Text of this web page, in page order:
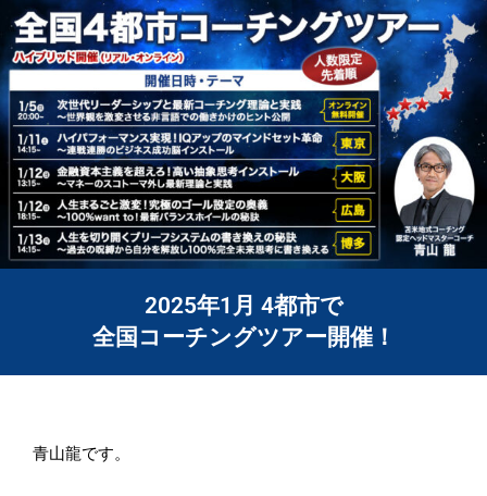
2025年1月 4都市で
全国コーチングツアー開催！
青山龍です。